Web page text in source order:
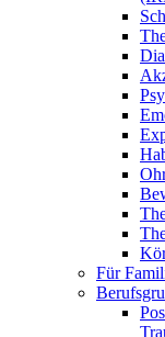
Für